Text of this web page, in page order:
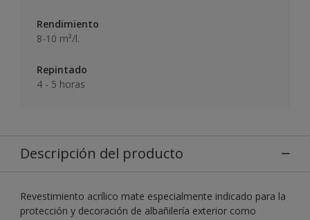
Rendimiento
8-10 m²/l.
Repintado
4 - 5 horas
Descripción del producto
Revestimiento acrílico mate especialmente indicado para la
protección y decoración de albañilería exterior como